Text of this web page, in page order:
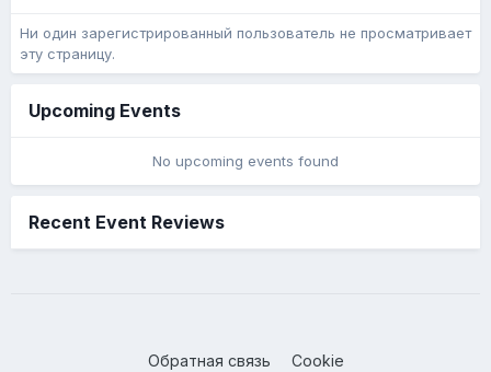
Ни один зарегистрированный пользователь не просматривает
эту страницу.
Upcoming Events
No upcoming events found
Recent Event Reviews
Обратная связь Cookie